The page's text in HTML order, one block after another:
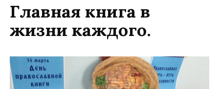
Главная книга в
жизни каждого.